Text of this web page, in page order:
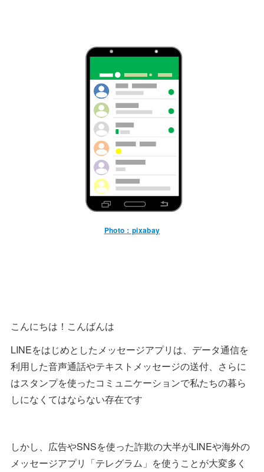
Photo：pixabay
こんにちは！こんばんは
LINEをはじめとしたメッセージアプリは、データ通信を
利用した音声通話やテキストメッセージの送付、さらに
はスタンプを使ったコミュニケーションで私たちの暮ら
しになくてはならない存在です
しかし、広告やSNSを使った詐欺の大半がLINEや海外の
メッセージアプリ「テレグラム」を使うことが大変多く